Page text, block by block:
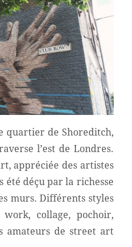
quartier de Shoreditch,
l’est de Londres.
appréciée des artistes
été déçu par la richesse
murs. Différents styles
collage, pochoir,
amateurs de street art